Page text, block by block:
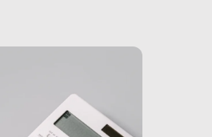
quanto vale […]